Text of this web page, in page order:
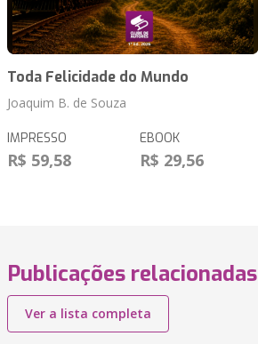
Toda Felicidade do Mundo
Joaquim B. de Souza
IMPRESSO
R$ 59,58
EBOOK
R$ 29,56
Publicações relacionadas
Ver a lista completa